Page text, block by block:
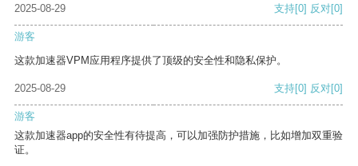
2025-08-29 支持[0] 反对[0]
游客
这款加速器VPM应用程序提供了顶级的安全性和隐私保护。
2025-08-29 支持[0] 反对[0]
游客
这款加速器app的安全性有待提高，可以加强防护措施，比如增加双重验
证。